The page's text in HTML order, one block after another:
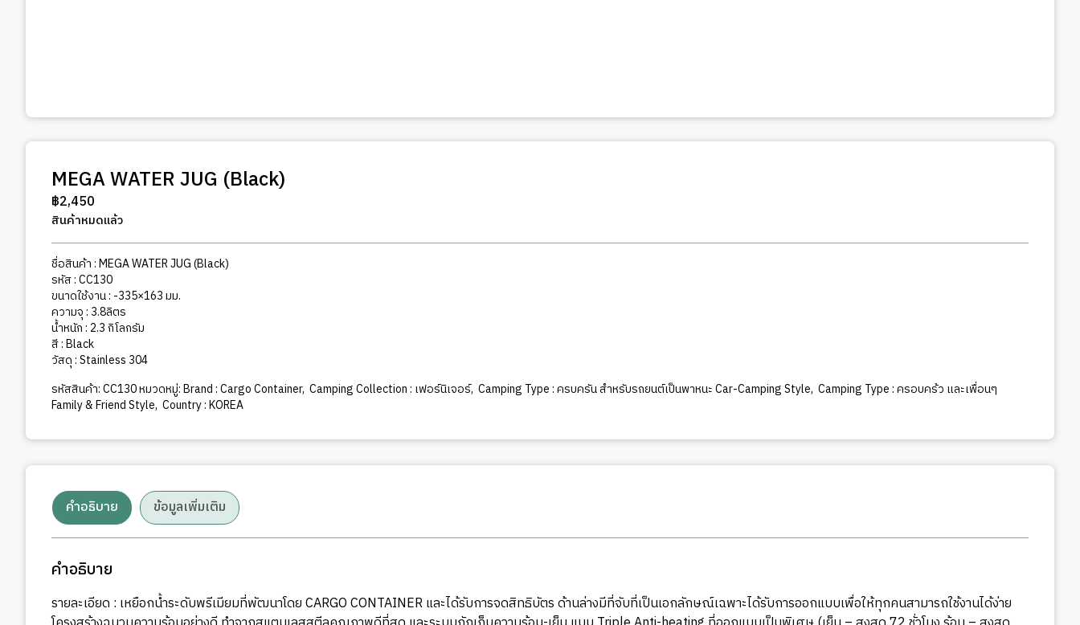
MEGA WATER JUG (Black)
฿2,450
สินค้าหมดแล้ว
ชื่อสินค้า : MEGA WATER JUG (Black)
รหัส : CC130
ขนาดใช้งาน : -335×163 มม.
ความจุ : 3.8ลิตร
น้ำหนัก : 2.3 กิโลกรัม
สี : Black
วัสดุ : Stainless 304
รหัสสินค้า:CC130หมวดหมู่:Brand : Cargo Container, Camping Collection : เฟอร์นิเจอร์, Camping Type : ครบครัน สำหรับรถยนต์เป็นพาหนะ Car-Camping Style, Camping Type : ครอบคร้ว และเพื่อนๆ
Family & Friend Style, Country : KOREA
คำอธิบาย ข้อมูลเพิ่มเติม
คำอธิบาย
รายละเอียด : เหยือกน้ำระดับพรีเมียมที่พัฒนาโดย CARGO CONTAINER และได้รับการจดสิทธิบัตร ด้านล่างมีที่จับที่เป็นเอกลักษณ์เฉพาะได้รับการออกแบบเพื่อให้ทุกคนสามารถใช้งานได้ง่าย